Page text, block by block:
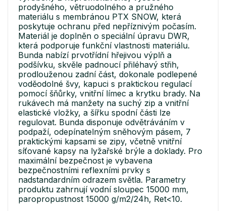
prodyšného, větruodolného a pružného
materiálu s membránou PTX SNOW, která
poskytuje ochranu před nepříznivým počasím.
Materiál je doplněn o speciální úpravu DWR,
která podporuje funkční vlastnosti materiálu.
Bunda nabízí prvotřídní hřejivou výplň a
podšívku, skvěle padnoucí přiléhavý střih,
prodlouženou zadní část, dokonale podlepené
voděodolné švy, kapuci s praktickou regulací
pomocí šňůrky, vnitřní límec a krytku brady. Na
rukávech má manžety na suchý zip a vnitřní
elastické vložky, a šířku spodní části lze
regulovat. Bunda disponuje odvětráváním v
podpaží, odepínatelným sněhovým pásem, 7
praktickými kapsami se zipy, včetně vnitřní
síťované kapsy na lyžařské brýle a doklady. Pro
maximální bezpečnost je vybavena
bezpečnostními reflexními prvky s
nadstandardním odrazem světla. Parametry
produktu zahrnují vodní sloupec 15000 mm,
paropropustnost 15000 g/m2/24h, Ret<10.